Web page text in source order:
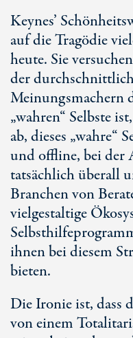
Keynes’
auf die Tragödie
heute. Sie
der
Meinungsmachern
„wahren“ Selbste
ab, dieses „wahre“
und offline, bei der
tatsächlich überall
Branchen von
vielgestaltige
ihnen bei diesem
bieten.
Die Ironie ist, dass
von einem